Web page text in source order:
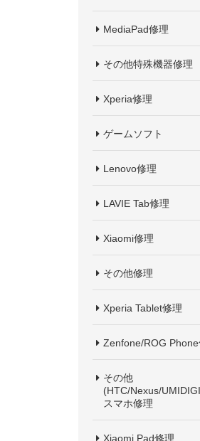
MediaPad修理
その他特殊機器修理
Xperia修理
ゲームソフト
Lenovo修理
LAVIE Tab修理
Xiaomi修理
その他修理
Xperia Tablet修理
Zenfone/ROG Phone
その他
(HTC/Nexus/
スマホ修理
Xiaomi Pad修理